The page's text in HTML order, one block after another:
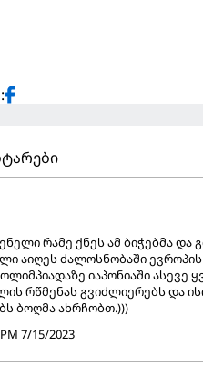
რამე ქნეს ამ ბიჭებმა და
აიღეს ძალოსნობაში
იაპონიაში ასევე
რწმენას გვიძლიერებს და
ბოღმა ახრჩობთ.)))
7/15/2023